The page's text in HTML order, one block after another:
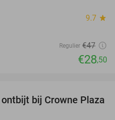
9.7 star
Regulier €47
€28,50
44%
bij Crowne Plaza